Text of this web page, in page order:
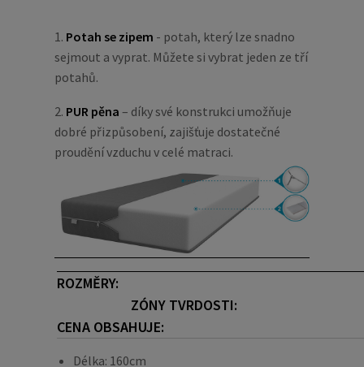
1. Potah se zipem - potah, který lze snadno
sejmout a vyprat. Můžete si vybrat jeden ze tří
potahů.
2. PUR pěna– díky své konstrukci umožňuje
dobré přizpůsobení, zajišťuje dostatečné
proudění vzduchu v celé matraci.
ROZMĚRY:
ZÓNY TVRDOSTI:
CENA OBSAHUJE:
Délka: 160cm